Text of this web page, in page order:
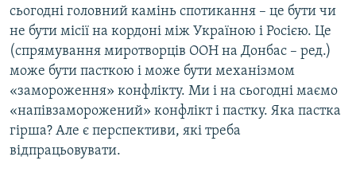
сьогодні головний камінь спотикання – це бути чи
не бути місії на кордоні між Україною і Росією. Це
(спрямування миротворців ООН на Донбас – ред.)
може бути пасткою і може бути механізмом
«замороження» конфлікту. Ми і на сьогодні маємо
«напівзаморожений» конфлікт і пастку. Яка пастка
гірша? Але є перспективи, які треба
відпрацьовувати.